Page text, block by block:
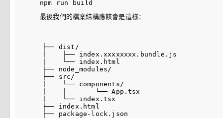
最後我們的檔案結構應該會是這樣：
├── dist/
|    ├── index.xxxxxxxx.bundle.js
|    └── index.html
├── node_modules/
├── src/
|    └── components/
|    |       └── App.tsx
|    └── index.tsx
├── index.html
├── package-lock.json